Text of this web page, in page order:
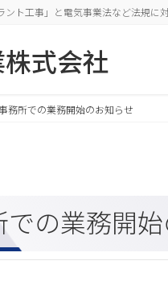
ント工事」と電気事業法など法規に
務所での業務開始のお知らせ
での業務開